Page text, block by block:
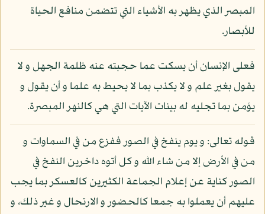
المبصر الذي يظهر به الأشياء التي تتضمن منافع الحياة
للأبصار.
فعلى الإنسان أن يسكت عما حجبته عنه ظلمة الجهل و لا
يقول بغير علم و لا يكذب بما لا يحيط به علما و أن يقول و
يؤمن بما تجليه له بينات الآيات التي هي كالنهر المبصرة.
قوله تعالى: و يوم ينفخ في الصور ففزع من في السماوات و
من في الأرض إلا من شاء الله و كل أتوه داخرين النفخ في
الصور كناية عن إعلام الجماعة الكثيرين كالعسكر بما يجب
عليهم أن يعملوا به جمعا كالحضور و الارتحال و غير ذلك، و